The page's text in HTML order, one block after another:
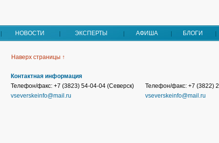
НОВОСТИ ЭКСПЕРТЫ АФИША БЛОГИ
Наверх страницы ↑
Контактная информация
Телефон/факс: +7 (3823) 54-04-04 (Северск)
vseverskeinfo@mail.ru
Телефон/факс: +7 (3822)
vseverskeinfo@mail.ru